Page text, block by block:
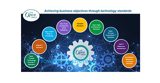
Tovább részletek